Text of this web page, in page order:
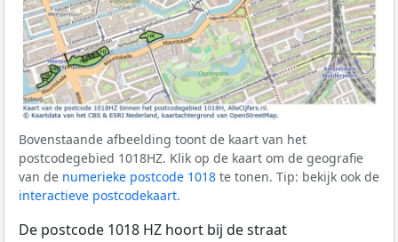
Bovenstaande afbeelding toont de kaart van het
postcodegebied 1018HZ. Klik op de kaart om de geografie
van de numerieke postcode 1018 te tonen. Tip: bekijk ook de
interactieve postcodekaart.
De postcode 1018 HZ hoort bij de straat